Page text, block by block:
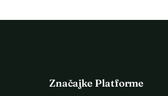
Značajke Platforme